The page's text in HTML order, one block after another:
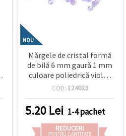
NOU
Mărgele de cristal formă
de bilă 6 mm gaură 1 mm
culoare poliedrică violet
curcubeu -20 grame ~196
COD: 124023
5.20 Lei 1-4 pachet
REDUCERI
PENTRU CANTITATE